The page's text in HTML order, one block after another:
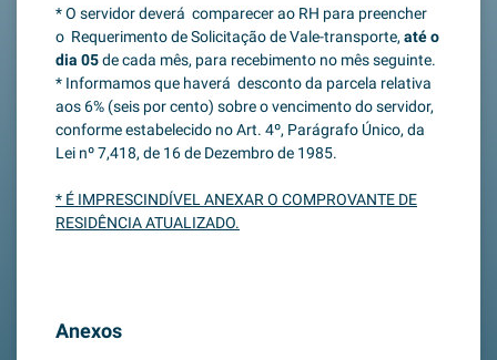
* O servidor deverá comparecer ao RH para preencher
o Requerimento de Solicitação de Vale-transporte, até o
dia 05de cada mês, para recebimento no mês seguinte.
* Informamos que haverá desconto da parcela relativa
aos 6% (seis por cento) sobre o vencimento do servidor,
conforme estabelecido no Art. 4º, Parágrafo Único, da
Lei nº 7,418, de 16 de Dezembro de 1985.
* É IMPRESCINDÍVEL ANEXAR O COMPROVANTE DE
RESIDÊNCIA ATUALIZADO.
Anexos